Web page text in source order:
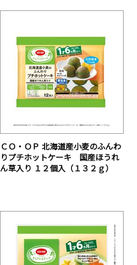
ＣＯ・ＯＰ 北海道産小麦のふんわ
りプチホットケーキ 国産ほうれ
ん草入り １２個入（１３２ｇ）